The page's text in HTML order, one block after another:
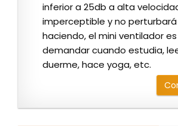
inferior a 25db a alta
imperceptible y no
haciendo, el mini ventilador
demandar cuando estudia,
duerme, hace yoga, etc.